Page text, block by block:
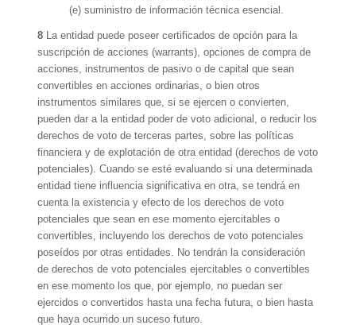
(e) suministro de información técnica esencial.
8 La entidad puede poseer certificados de opción para la
suscripción de acciones (warrants), opciones de compra de
acciones, instrumentos de pasivo o de capital que sean
convertibles en acciones ordinarias, o bien otros
instrumentos similares que, si se ejercen o convierten,
pueden dar a la entidad poder de voto adicional, o reducir los
derechos de voto de terceras partes, sobre las políticas
financiera y de explotación de otra entidad (derechos de voto
potenciales). Cuando se esté evaluando si una determinada
entidad tiene influencia significativa en otra, se tendrá en
cuenta la existencia y efecto de los derechos de voto
potenciales que sean en ese momento ejercitables o
convertibles, incluyendo los derechos de voto potenciales
poseídos por otras entidades. No tendrán la consideración
de derechos de voto potenciales ejercitables o convertibles
en ese momento los que, por ejemplo, no puedan ser
ejercidos o convertidos hasta una fecha futura, o bien hasta
que haya ocurrido un suceso futuro.